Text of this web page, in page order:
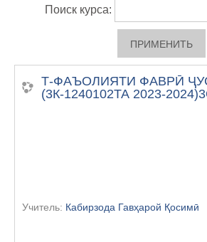
Поиск курса:
Т-ФАЪОЛИЯТИ ФАВРӢ
(3К-1240102ТА 2023-
Учитель: Кабирзода Гавҳарой Қосимӣ